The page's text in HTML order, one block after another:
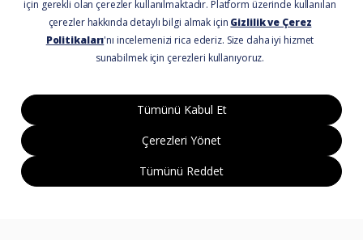
© 2021 Tüm Hakları Saklıdır.
Gizlilik Politikası
Asquared WordPress Ajansıtarafından